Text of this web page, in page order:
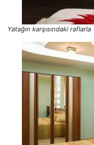
Yatağın karşısındaki raflarla